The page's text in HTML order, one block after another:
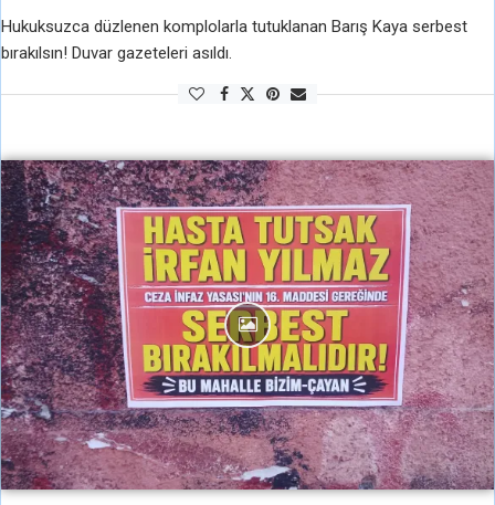
Hukuksuzca düzlenen komplolarla tutuklanan Barış Kaya serbest
bırakılsın! Duvar gazeteleri asıldı.